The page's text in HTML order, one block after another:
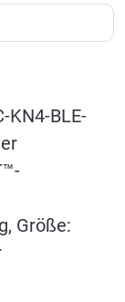
KN4-BLE-
Größe: